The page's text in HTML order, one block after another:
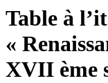
Table à
«
XVII ème